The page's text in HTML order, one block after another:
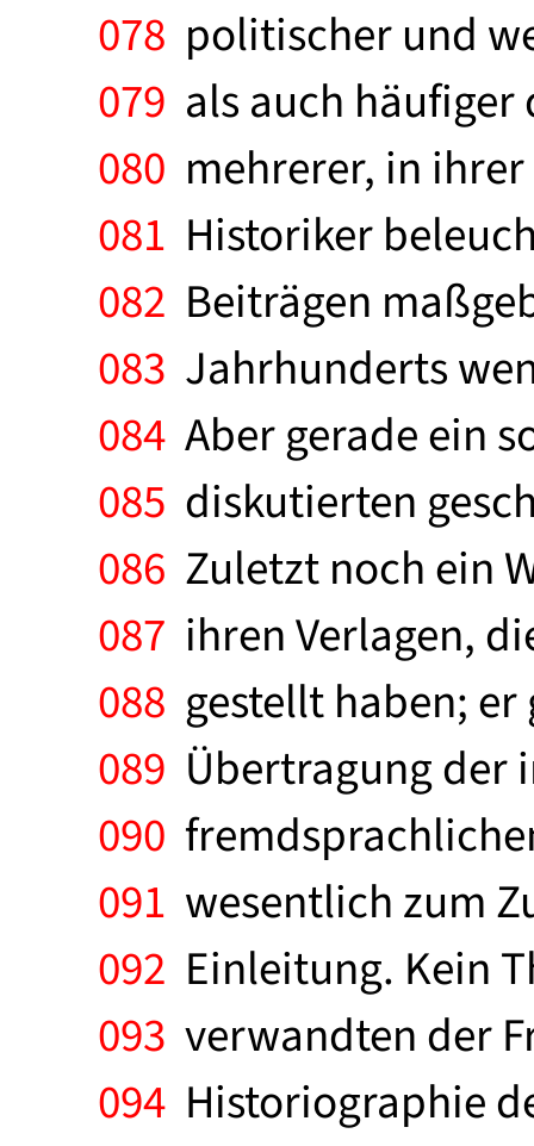
078 politischer und
079 als auch
080 mehrerer, in
081 Historiker
082 Beiträgen
083 Jahrhunderts
084 Aber gerade ein
085 diskutierten
086 Zuletzt noch ein
087 ihren Verlagen,
088 gestellt haben;
089 Übertragung der
090
091 wesentlich zum
092 Einleitung. Kein
093 verwandten der
094 Historiographie